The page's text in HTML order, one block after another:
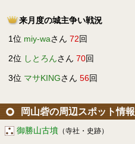
来月度の城主争い戦況
1位 miy-waさん 72回
2位 しとろんさん 70回
3位 マサKINGさん 56回
岡山砦の周辺スポット情報
御勝山古墳 （寺社・史跡）